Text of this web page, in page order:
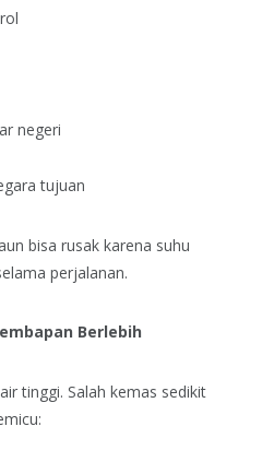
negeri
tujuan
bisa rusak karena suhu
perjalanan.
Berlebih
tinggi. Salah kemas sedikit